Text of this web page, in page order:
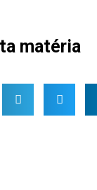
matéria